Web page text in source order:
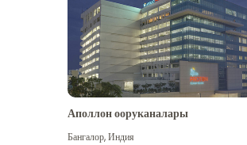
Аполлон ооруканалары
Бангалор,Индия